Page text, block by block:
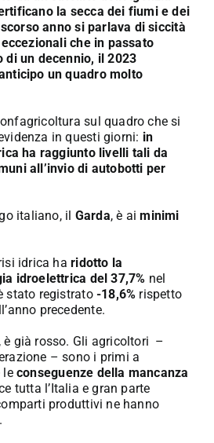
la secca dei fiumi e dei
anno si parlava di siccità
che in passato
di un decennio, il 2023
un quadro molto
sul quadro che si
in questi giorni: in
ha raggiunto livelli tali da
all’invio di autobotti per
italiano, il Garda, è aiminimi
idrica haridotto la
idroelettrica del 37,7% nel
stato registrato -18,6% rispetto
precedente.
è già rosso. Gli agricoltori –
– sono i primi a
leconseguenze della mancanza
tutta l’Italia e gran parte
produttivi ne hanno